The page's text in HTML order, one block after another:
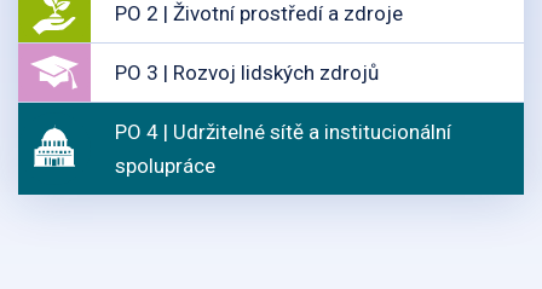
PO 2 | Životní prostředí a zdroje
PO 3 | Rozvoj lidských zdrojů
PO 4 | Udržitelné sítě a institucionální
spolupráce